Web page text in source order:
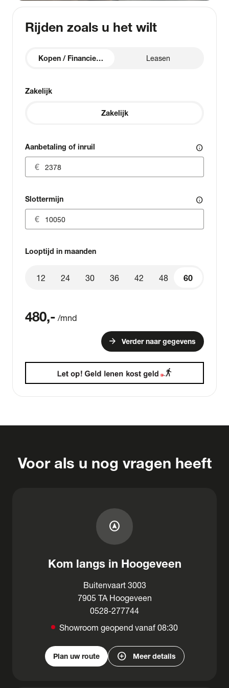
Rijden zoals u het wilt
Kopen / Financieren Leasen
Zakelijk
Zakelijk
Aanbetaling of inruil info
Slottermijn info
Looptijd in maanden
60
12 24 30 36 42 48 60
480,- /mnd
arrow_forward Verder naar gegevens
Voor als u nog vragen heeft
assistant_navigation
Kom langs in Hoogeveen
Buitenvaart 3003
7905 TA Hoogeveen
0528-277744
Showroom geopend vanaf 08:30
Plan uw route add_circle Meer details